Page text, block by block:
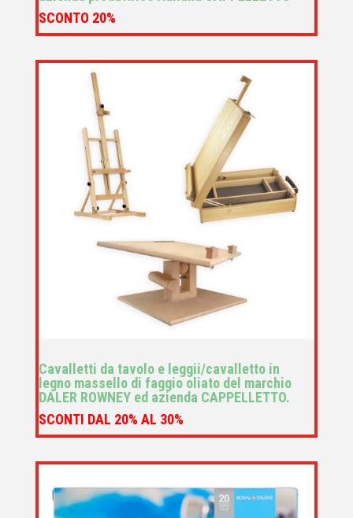
SCONTO 20%
Cavalletti da tavolo e leggii/cavalletto in
legno massello di faggio oliato del marchio
DALER ROWNEY ed azienda CAPPELLETTO.
SCONTI DAL 20% AL 30%